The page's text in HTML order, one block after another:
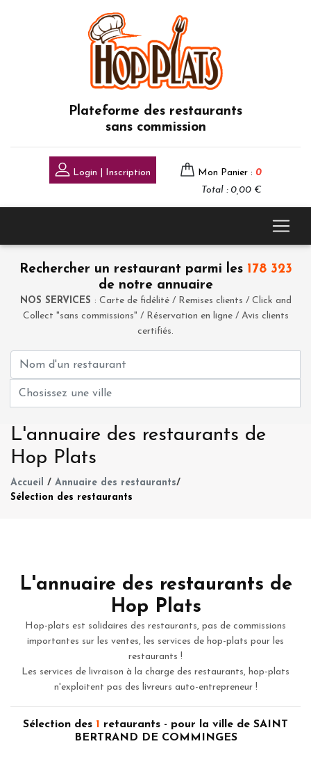
Plateforme des restaurants
sans commission
Login | Inscription Mon Panier : 0
Total : 0,00 €
Rechercher un restaurant parmi les 178 323
de notre annuaire
NOS SERVICES : Carte de fidélité / Remises clients / Click and
Collect "sans commissions" / Réservation en ligne / Avis clients
certifiés.
L'annuaire des restaurants de
Hop Plats
Accueil / Annuaire des restaurants/
Sélection des restaurants
L'annuaire des restaurants de
Hop Plats
Hop-plats est solidaires des restaurants, pas de commissions
importantes sur les ventes, les services de hop-plats pour les
restaurants !
Les services de livraison à la charge des restaurants, hop-plats
n'exploitent pas des livreurs auto-entrepreneur !
Sélection des 1 retaurants - pour la ville de SAINT
BERTRAND DE COMMINGES